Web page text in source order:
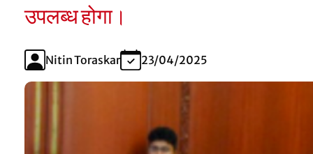
उपलब्ध होगा।
Nitin Toraskar 23/04/2025